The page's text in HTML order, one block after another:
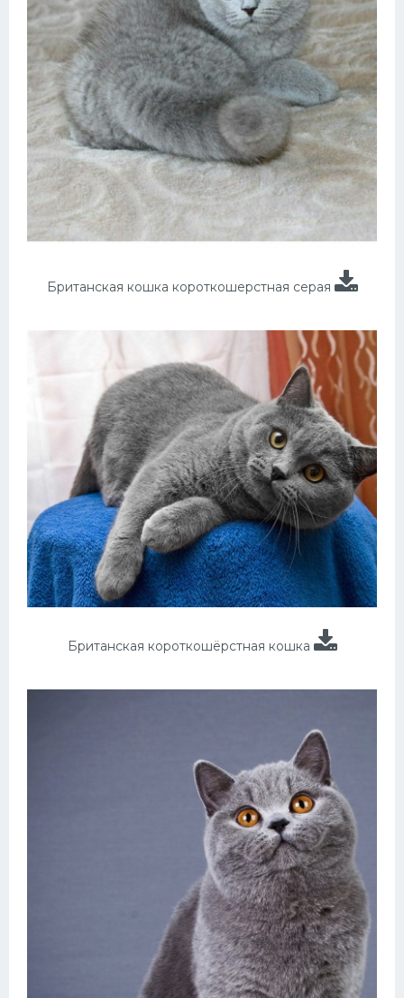
Британская кошка короткошерстная серая
Британская короткошёрстная кошка